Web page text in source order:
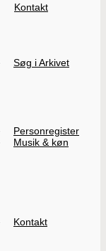
Kontakt
Søg i Arkivet
Personregister
Musik & køn
Kontakt